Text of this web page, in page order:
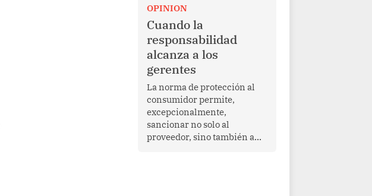
Más allá de su dimensión
religiosa, esta gira
representa una oportunidad
para reafirmar el valor del
diálogo, fortalecer los
vínculos entre los pueblos y
proyectar una imagen de
cooperación en una región
que enfrenta desafíos en
materia de desarrollo,
cohesión social y
gobernabilidad.
OPINION
Cuando la
responsabilidad
alcanza a los
gerentes
La norma de protección al
consumidor permite,
excepcionalmente,
sancionar no solo al
proveedor, sino también a